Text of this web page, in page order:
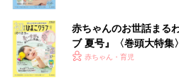
赤ちゃんのお世話まる
ブ 夏号』〈巻頭大特集
く！ おっぱい・ミルク
赤ちゃん・育児